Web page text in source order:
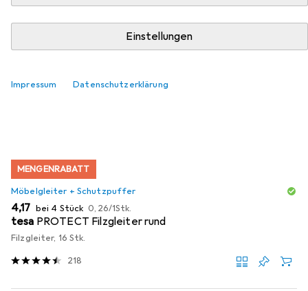
Einstellungen
Impressum Datenschutzerklärung
Möbelgleiter + Schutzpuffer
Relevanz
MENGENRABATT
Möbelgleiter + Schutzpuffer
EUR
4,17 bei 4 Stück EUR
0,26/1Stk.
tesa PROTECT Filzgleiter rund
Filzgleiter, 16 Stk.
218